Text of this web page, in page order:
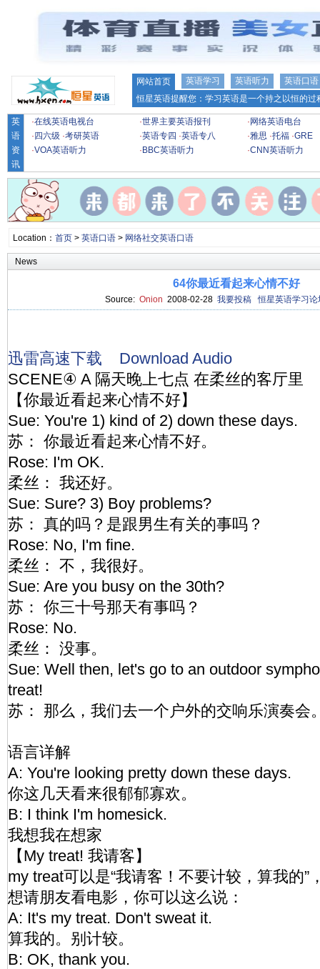
网站首页 英语学习 英语听力
英语口语
恒星英语提醒您：学习英语是一个持之以恒的
英
语
资
讯
·在线英语电视台 ·世界主要英语报刊 · 网络英语电台
· 四六级 ·考研英语 ·英语专四 ·英语专八 ·雅思 ·托福 ·GRE
·VOA英语听力 · BBC英语听力 ·CNN英语听力
Location： 首页> 英语口语> 网络社交英语口语
News
64你最近看起来心情不好
Source: Onion 2008-02-28 我要投稿 恒星英语学习论
迅雷高速下载
Download Audio
SCENE④ A 隔天晚上七点 在柔丝的客厅里
【你最近看起来心情不好】
Sue: You're 1) kind of 2) down these days.
苏： 你最近看起来心情不好。
Rose: I'm OK.
柔丝： 我还好。
Sue: Sure? 3) Boy problems?
苏： 真的吗？是跟男生有关的事吗？
Rose: No, I'm fine.
柔丝： 不，我很好。
Sue: Are you busy on the 30th?
苏： 你三十号那天有事吗？
Rose: No.
柔丝： 没事。
Sue: Well then, let's go to an outdoor
treat!
苏： 那么，我们去一个户外的交响乐演奏会
语言详解
A: You're looking pretty down these days.
你这几天看来很郁郁寡欢。
B: I think I'm homesick.
我想我在想家
【My treat! 我请客】
my treat可以是“我请客！不要计较，算我的”
想请朋友看电影，你可以这么说：
A: It's my treat. Don't sweat it.
算我的。别计较。
B: OK, thank you.